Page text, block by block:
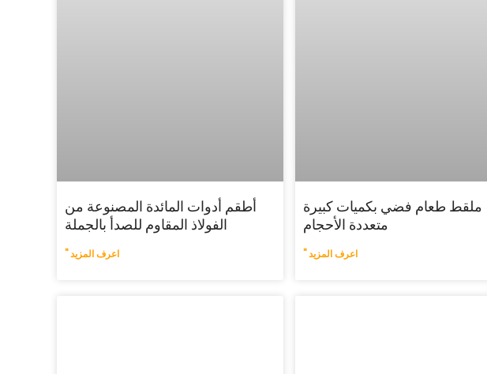
ملقط طعام فضي بكميات كبيرة
متعددة الأحجام
اعرف المزيد "
أطقم أدوات المائدة المصنوعة من
الفولاذ المقاوم للصدأ بالجملة
اعرف المزيد "